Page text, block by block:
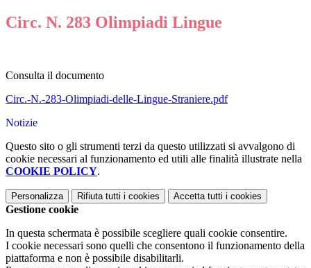
Circ. N. 283 Olimpiadi Lingue
Consulta il documento
Circ.-N.-283-Olimpiadi-delle-Lingue-Straniere.pdf
Notizie
Questo sito o gli strumenti terzi da questo utilizzati si avvalgono di
cookie necessari al funzionamento ed utili alle finalità illustrate nella
COOKIE POLICY.
Personalizza Rifiuta tutti i cookies Accetta tutti i cookies
Gestione cookie
In questa schermata è possibile scegliere quali cookie consentire.
I cookie necessari sono quelli che consentono il funzionamento della
piattaforma e non è possibile disabilitarli.